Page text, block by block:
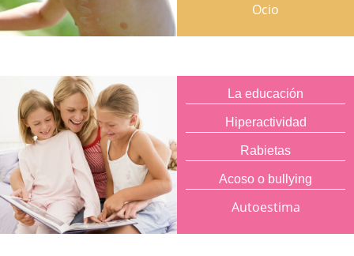
Ocio
La educación
Hiperactividad
Rabietas
Acoso o bullying
Autoestima